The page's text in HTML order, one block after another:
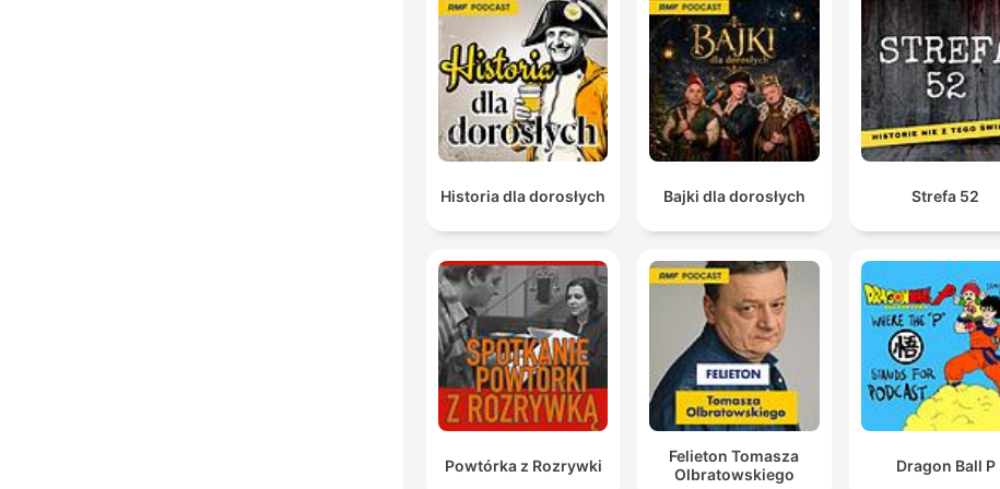
auditivo.
Y ese año es el 536.
01:04:58 · Se identifica el año específico que los historiadores
consideran el peor de la humanidad.
En la obra suele haber agua por todos lados. Y las
conexiones eléctricas son provisorias, precarias, muy
común. Encontrar cables pelados, pisando charcos o
máquinas, usted fulmina.
01:14:51 · El locutor describe el alto riesgo de electrocución
debido a las condiciones precarias en los sitios de obra.
Caerse o pisar mal adentro de un molde con cemento
es muy peligroso. El material es pesado Te chupa las
piernas.
Historia dla dorosłych Bajki dla dorosłych Strefa 52
Powtórka z Rozrywki
Felieton Tomasza
Olbratowskiego
Dragon Ball P